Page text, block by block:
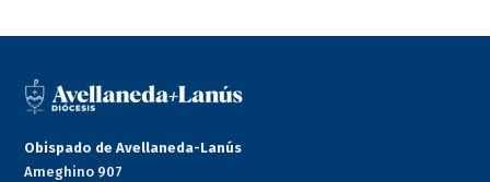
Obispado de Avellaneda-Lanús
Ameghino 907